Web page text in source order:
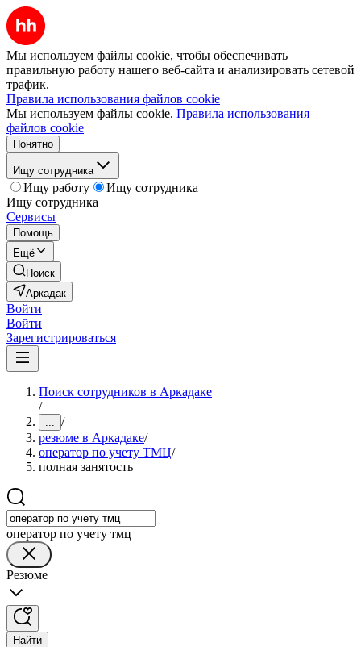
Мы используем файлы cookie, чтобы обеспечивать
правильную работу нашего веб-сайта и анализировать сетевой
трафик.
Правила использования файлов cookie
Мы используем файлы cookie. Правила использования
файлов cookie
Понятно
Ищу сотрудника
Ищу работу
Ищу сотрудника
Ищу сотрудника
Сервисы
Помощь
Ещё
Поиск
Аркадак
Войти
Войти
Зарегистрироваться
Поиск сотрудников в Аркадаке
/
... /
резюме в Аркадаке/
оператор по учету ТМЦ/
полная занятость
оператор по учету тмц
Резюме
Найти